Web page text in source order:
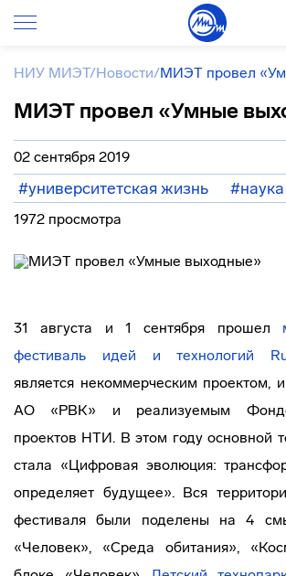
НИУ МИЭТ/Новости/МИЭТ провел
МИЭТ провел «Умные
02 сентября 2019
#университетская жизнь #наука
1972 просмотра
31 августа и 1 сентября прошел
фестиваль идей и технологий
является некоммерческим проектом,
АО «РВК» и реализуемым
проектов НТИ. В этом году основной
стала «Цифровая эволюция:
определяет будущее». Вся
фестиваля были поделены на 4
«Человек», «Среда обитания»,